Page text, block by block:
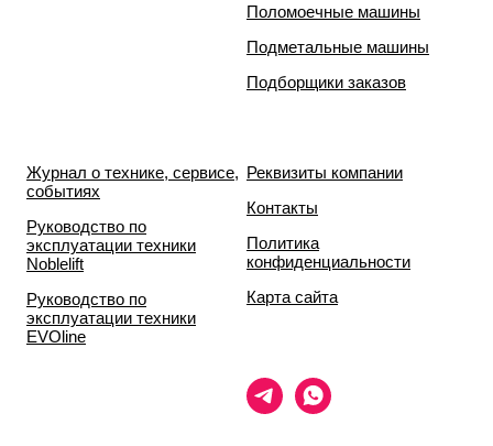
Поломоечные машины
Подметальные машины
Подборщики заказов
Журнал о технике, сервисе,
событиях
Руководство по
эксплуатации техники
Noblelift
Руководство по
эксплуатации техники
EVOline
Реквизиты компании
Контакты
Политика
конфиденциальности
Карта сайта